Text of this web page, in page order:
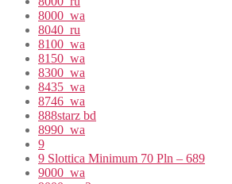
8000_wa
8040_ru
8100_wa
8150_wa
8300_wa
8435_wa
8746_wa
888starz bd
8990_wa
9
9 Slottica Minimum 70 Pln – 689
9000_wa